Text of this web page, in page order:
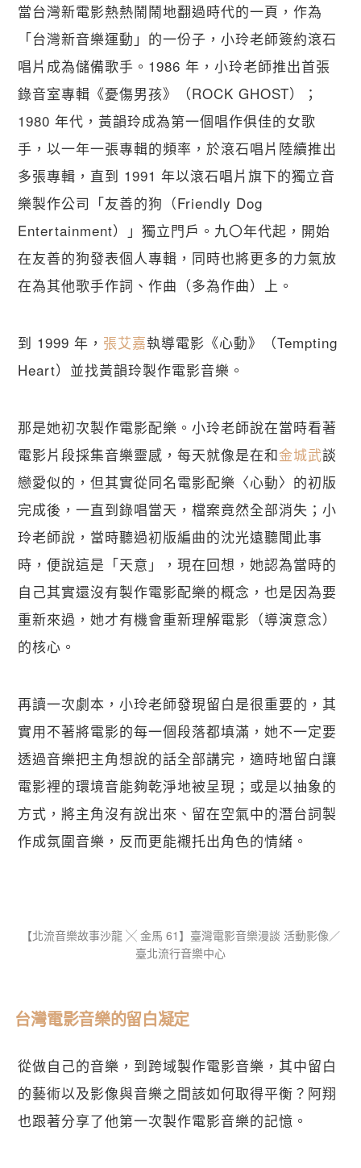
當台灣新電影熱熱鬧鬧地翻過時代的一頁，作為
「台灣新音樂運動」的一份子，小玲老師簽約滾石
唱片成為儲備歌手。1986 年，小玲老師推出首張
錄音室專輯《憂傷男孩》（ROCK GHOST）；
1980 年代，黃韻玲成為第一個唱作俱佳的女歌
手，以一年一張專輯的頻率，於滾石唱片陸續推出
多張專輯，直到 1991 年以滾石唱片旗下的獨立音
樂製作公司「友善的狗（Friendly Dog
Entertainment）」獨立門戶。九〇年代起，開始
在友善的狗發表個人專輯，同時也將更多的力氣放
在為其他歌手作詞、作曲（多為作曲）上。
到 1999 年， 張艾嘉執導電影《心動》（Tempting
Heart）並找黃韻玲製作電影音樂。
那是她初次製作電影配樂。小玲老師說在當時看著
電影片段採集音樂靈感，每天就像是在和金城武談
戀愛似的，但其實從同名電影配樂〈心動〉的初版
完成後，一直到錄唱當天，檔案竟然全部消失；小
玲老師說，當時聽過初版編曲的沈光遠聽聞此事
時，便說這是「天意」，現在回想，她認為當時的
自己其實還沒有製作電影配樂的概念，也是因為要
重新來過，她才有機會重新理解電影（導演意念）
的核心。
再讀一次劇本，小玲老師發現留白是很重要的，其
實用不著將電影的每一個段落都填滿，她不一定要
透過音樂把主角想說的話全部講完，適時地留白讓
電影裡的環境音能夠乾淨地被呈現；或是以抽象的
方式，將主角沒有說出來、留在空氣中的潛台詞製
作成氛圍音樂，反而更能襯托出角色的情緒。
【​北流音樂故事沙龍 ╳ 金馬 61】臺灣電影音樂漫談 活動影像／
臺北流行音樂中心
台灣電影音樂的留白凝定
從做自己的音樂，到跨域製作電影音樂，其中留白
的藝術以及影像與音樂之間該如何取得平衡？阿翔
也跟著分享了他第一次製作電影音樂的記憶。